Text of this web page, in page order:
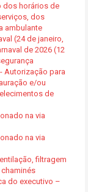
dos horários de
dos
ambulante
(24 de janeiro,
de 2026 (12
Autorização para
e/ou
de
na via
na via
filtragem
do executivo –